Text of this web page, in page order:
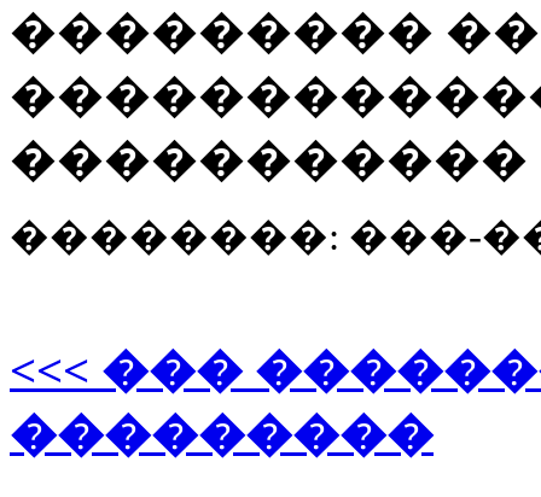
���������
�����������
��������: ���-
<<< ���
���������